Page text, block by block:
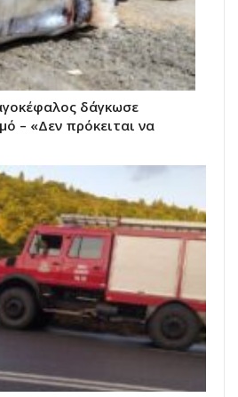
δάγκωσε
– «Δεν πρόκειται να